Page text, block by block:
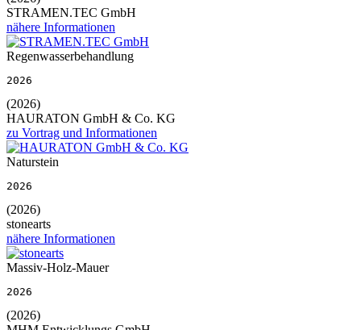
STRAMEN.TEC GmbH
nähere Informationen
Regenwasserbehandlung
2026
(2026)
HAURATON GmbH & Co. KG
zu Vortrag und Informationen
Naturstein
2026
(2026)
stonearts
nähere Informationen
Massiv-Holz-Mauer
2026
(2026)